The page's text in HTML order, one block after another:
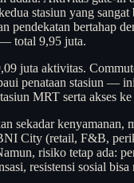
stasiun yang
bertahap
total 9,95 juta.
juta aktivitas.
penataan stasiun —
MRT serta akses
sekadar
City (retail, F&B,
risiko tetap ada:
resistensi sosial bisa